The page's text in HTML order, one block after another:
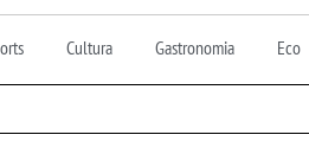
Cultura Gastronomia Eco